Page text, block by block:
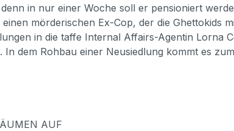
in nur einer Woche soll er pensioniert
mörderischen Ex-Cop, der die
in die taffe Internal Affairs-Agentin Lorna
In dem Rohbau einer Neusiedlung kommt es
AUF